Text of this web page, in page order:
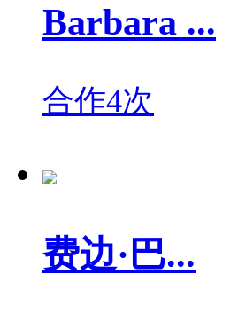
Barbara ...
合作4次
费边·巴...